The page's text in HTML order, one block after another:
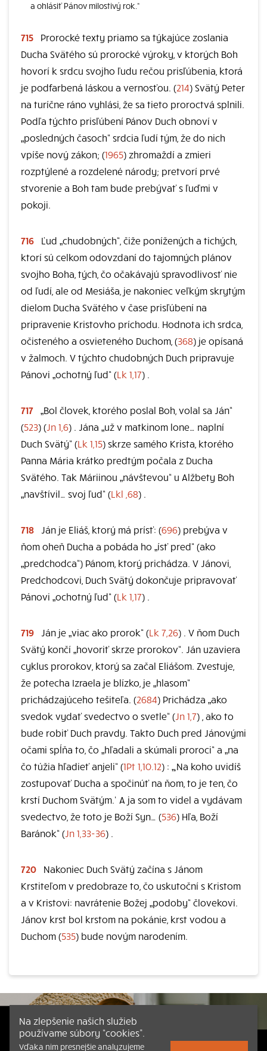
a ohlásiť Pánov milostivý rok.“
715
Prorocké texty priamo sa týkajúce zoslania
Ducha Svätého sú prorocké výroky, v ktorých Boh
hovorí k srdcu svojho ľudu rečou prisľúbenia, ktorá
je podfarbená láskou a vernosťou. (214) Svätý Peter
na turíčne ráno vyhlási, že sa tieto proroctvá splnili.
Podľa týchto prisľúbení Pánov Duch obnoví v
„posledných časoch“ srdcia ľudí tým, že do nich
vpíše nový zákon; (1965) zhromaždí a zmieri
rozptýlené a rozdelené národy; pretvorí prvé
stvorenie a Boh tam bude prebývať s ľuďmi v
pokoji.
716
Ľud „chudobných“, čiže ponížených a tichých,
ktorí sú celkom odovzdaní do tajomných plánov
svojho Boha, tých, čo očakávajú spravodlivosť nie
od ľudí, ale od Mesiáša, je nakoniec veľkým skrytým
dielom Ducha Svätého v čase prisľúbení na
pripravenie Kristovho príchodu. Hodnota ich srdca,
očisteného a osvieteného Duchom, (368) je opísaná
v žalmoch. V týchto chudobných Duch pripravuje
Pánovi „ochotný ľud“ (Lk 1,17) .
717 „Bol človek, ktorého poslal Boh, volal sa Ján“
(523) (Jn 1,6) . Jána „už v matkinom lone… naplní
Duch Svätý“ (Lk 1,15) skrze samého Krista, ktorého
Panna Mária krátko predtým počala z Ducha
Svätého. Tak Máriinou „návštevou“ u Alžbety Boh
„navštívil… svoj ľud“ (Lkl ,68) .
718 Ján je Eliáš, ktorý má prísť: (696) prebýva v
ňom oheň Ducha a pobáda ho „ísť pred“ (ako
„predchodca“) Pánom, ktorý prichádza. V Jánovi,
Predchodcovi, Duch Svätý dokončuje pripravovať
Pánovi „ochotný ľud“ (Lk 1,17) .
719 Ján je „viac ako prorok“ (Lk 7,26) . V ňom Duch
Svätý končí „hovoriť skrze prorokov“. Ján uzaviera
cyklus prorokov, ktorý sa začal Eliášom. Zvestuje,
že potecha Izraela je blízko, je „hlasom“
prichádzajúceho tešiteľa. (2684) Prichádza „ako
svedok vydať svedectvo o svetle“ (Jn 1,7) , ako to
bude robiť Duch pravdy. Takto Duch pred Jánovými
očami spĺňa to, čo „hľadali a skúmali proroci“ a „na
čo túžia hľadieť anjeli“ (1Pt 1,10.12) : „,Na koho uvidíš
zostupovať Ducha a spočinúť na ňom, to je ten, čo
krstí Duchom Svätým.‘ A ja som to videl a vydávam
svedectvo, že toto je Boží Syn… (536) Hľa, Boží
Baránok“ (Jn 1,33-36) .
720
Nakoniec Duch Svätý začína s Jánom
Krstiteľom v predobraze to, čo uskutoční s Kristom
a v Kristovi: navrátenie Božej „podoby“ človekovi.
Jánov krst bol krstom na pokánie, krst vodou a
Duchom (535) bude novým narodením.
Na zlepšenie našich služieb
používame súbory “cookies”.
Vďaka nim presnejšie analyzujeme